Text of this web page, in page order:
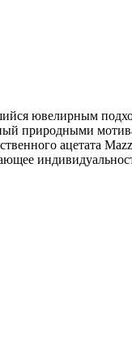
ювелирным
природными
ацетата